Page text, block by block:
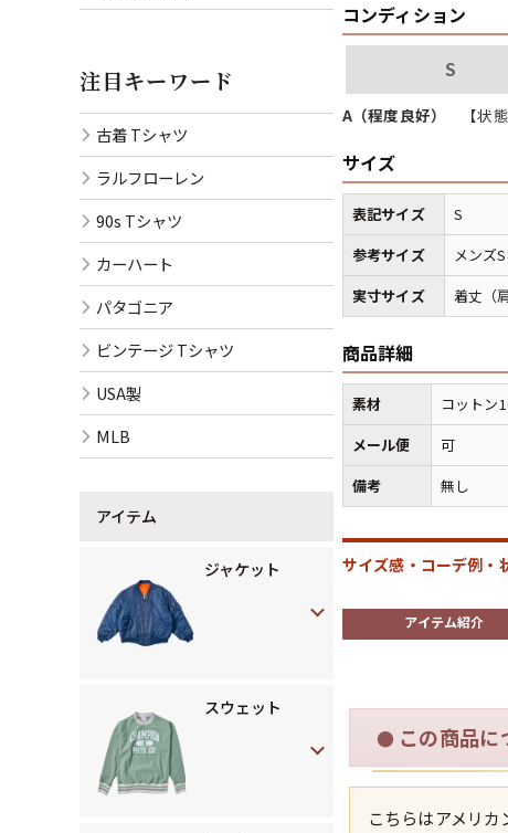
コンディション
S
A（程度良好） 【状
サイズ
表記サイズ
S
参考サイズ
メンズ
実寸サイズ
着丈（
商品詳細
素材
コットン
メール便
可
備考
無し
サイズ感・コーデ例
アイテム紹介
● この商品に
こちらはアメリ
注目キーワード
古着 Tシャツ
ラルフローレン
90s Tシャツ
カーハート
パタゴニア
ビンテージ Tシャツ
USA製
MLB
アイテム
ジャケット
スウェット